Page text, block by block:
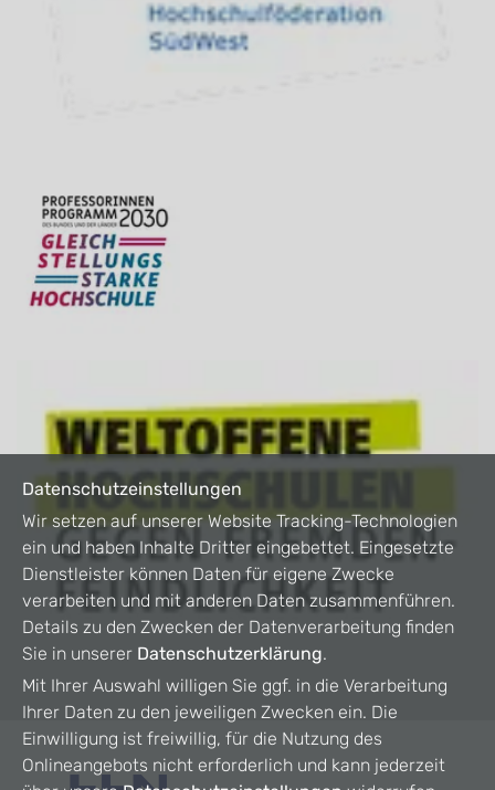
Datenschutzeinstellungen
Wir setzen auf unserer Website Tracking-Technologien
ein und haben Inhalte Dritter eingebettet. Eingesetzte
Dienstleister können Daten für eigene Zwecke
verarbeiten und mit anderen Daten zusammenführen.
Details zu den Zwecken der Datenverarbeitung finden
Sie in unserer Datenschutzerklärung.
Mit Ihrer Auswahl willigen Sie ggf. in die Verarbeitung
Ihrer Daten zu den jeweiligen Zwecken ein. Die
Einwilligung ist freiwillig, für die Nutzung des
Onlineangebots nicht erforderlich und kann jederzeit